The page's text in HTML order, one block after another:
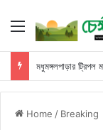
Menu
মধুমঙ্গলপাড়ার ট্রিপল
Home / Breaking